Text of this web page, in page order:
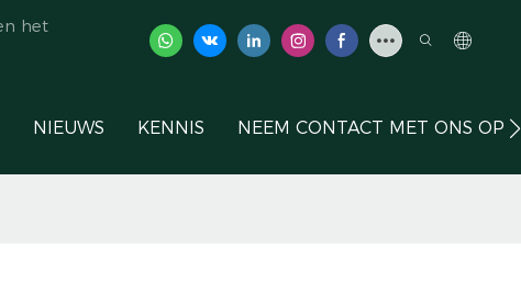
het
NIEUWS KENNIS NEEM CONTACT MET ONS OP